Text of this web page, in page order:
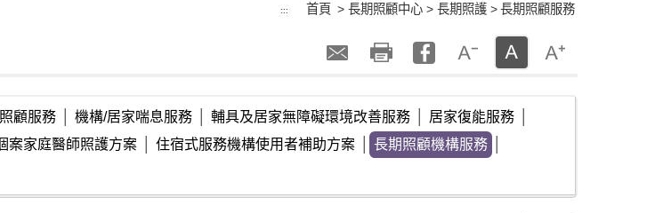
::: 首頁 > 長期照顧中心 > 長期照護 > 長期照顧服務
顧服務 機構/居家喘息服務 輔具及居家無障礙環境改善服務 居家復能服務
案家庭醫師照護方案 住宿式服務機構使用者補助方案 長期照顧機構服務